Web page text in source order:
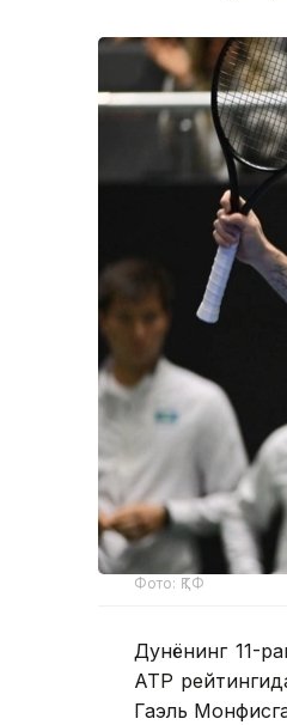
Фото: ҚТФ
Дунёнинг 11-
АТР
Гаэль